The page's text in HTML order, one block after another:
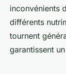
inconvénients
différents
tournent
garantissent